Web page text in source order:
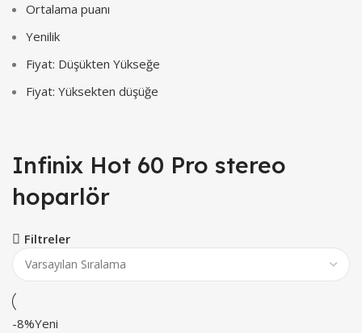
Ortalama puanı
Yenilik
Fiyat: Düşükten Yükseğe
Fiyat: Yüksekten düşüğe
Infinix Hot 60 Pro stereo
hoparlör
Filtreler
-8%Yeni